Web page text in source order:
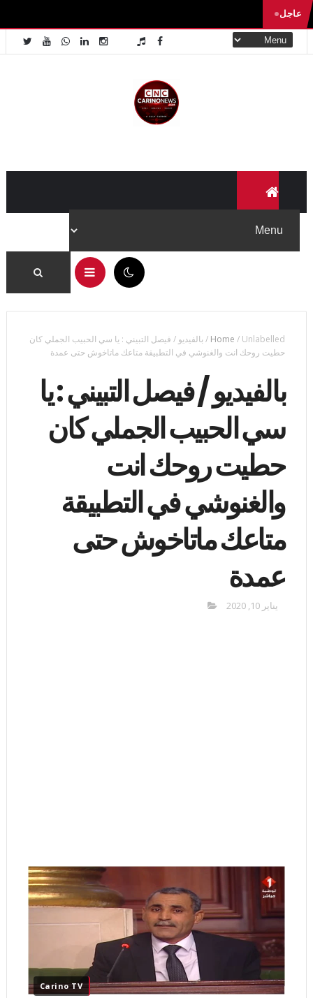
عاجل
✕
تابعنا على منصاتنا لتصلك آخر الأخبار والفيديوهات الحصرية أولاً
بأول.
Home / Unlabelled
/ بالفيديو / فيصل التبيني : يا سي الحبيب الجملي كان
حطيت روحك انت والغنوشي في التطبيقة متاعك ماتاخوش حتى عمدة
بالفيديو / فيصل التبيني : يا
سي الحبيب الجملي كان
حطيت روحك انت
والغنوشي في التطبيقة
متاعك ماتاخوش حتى
عمدة
يناير 10, 2020
Carino TV